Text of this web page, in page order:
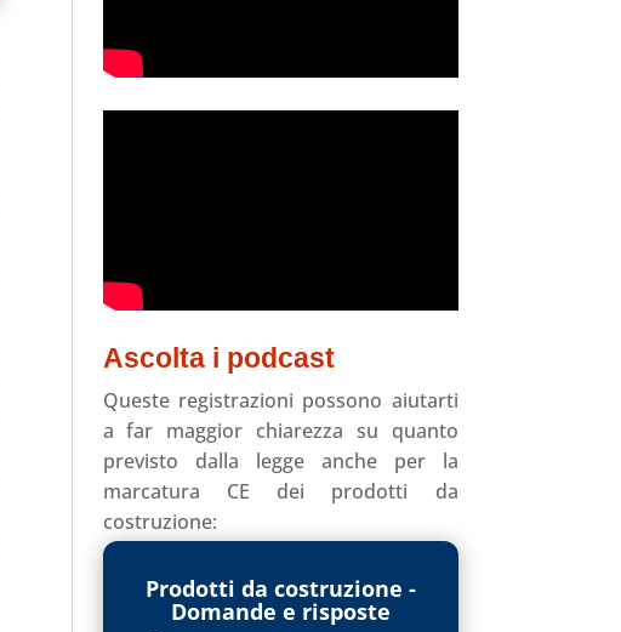
Ascolta i podcast
Queste registrazioni possono aiutarti
a far maggior chiarezza su quanto
previsto dalla legge anche per la
marcatura CE dei prodotti da
costruzione:
Prodotti da costruzione -
Domande e risposte